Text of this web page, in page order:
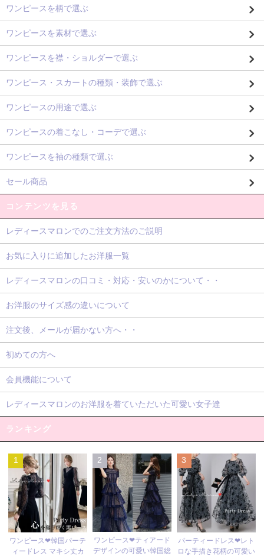
ワンピースを柄で選ぶ
ワンピースを素材で選ぶ
ワンピースを襟・ショルダーで選ぶ
ワンピース・スカートの種類・装飾で選ぶ
ワンピースの用途で選ぶ
ワンピースの着こなし・コーデで選ぶ
ワンピースを袖の種類で選ぶ
セール商品
コンテンツを見る
レディースマロンでのご注文方法のご説明
お気に入りに追加したお洋服一覧
レディースマロンの口コミ・対応・安いのかについて・・
お洋服のサイズ感の違いについて
注文後、メールが届かない方へ・・
初めての方へ
会員機能について
レディースマロンのお洋服を着ていただいた可愛い女子達
ランキング
1
ワンピース❤韓国パーテ
ィードレス マキシ丈カ
2
ワンピース❤ティアード
デザインの可愛い韓国総
3
パーティードレス❤レト
ロな手描き花柄の可愛い